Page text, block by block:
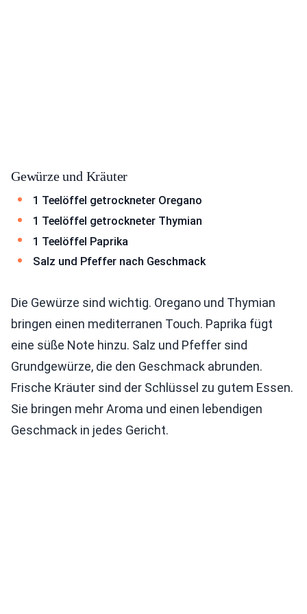
Gewürze und Kräuter
1 Teelöffel getrockneter Oregano
1 Teelöffel getrockneter Thymian
1 Teelöffel Paprika
Salz und Pfeffer nach Geschmack
Die Gewürze sind wichtig. Oregano und Thymian
bringen einen mediterranen Touch. Paprika fügt
eine süße Note hinzu. Salz und Pfeffer sind
Grundgewürze, die den Geschmack abrunden.
Frische Kräuter sind der Schlüssel zu gutem Essen.
Sie bringen mehr Aroma und einen lebendigen
Geschmack in jedes Gericht.